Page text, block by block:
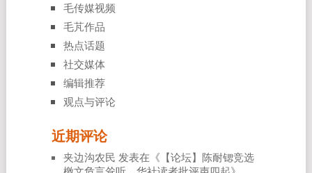
毛传媒视频
毛芃作品
热点话题
社交媒体
编辑推荐
观点与评论
近期评论
夹边沟农民 发表在《 【论坛】陈耐锶竞选